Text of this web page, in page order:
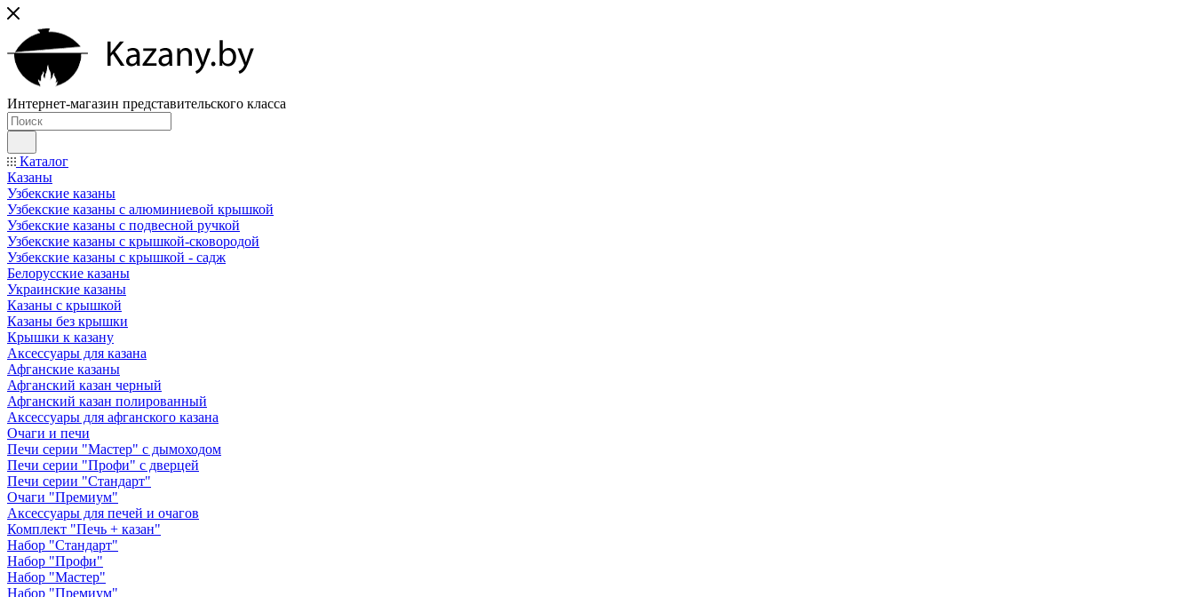
Интернет-магазин представительского класса
Каталог
Казаны
Узбекские казаны
Узбекские казаны с алюминиевой крышкой
Узбекские казаны с подвесной ручкой
Узбекские казаны с крышкой-сковородой
Узбекские казаны с крышкой - садж
Белорусские казаны
Украинские казаны
Казаны с крышкой
Казаны без крышки
Крышки к казану
Аксессуары для казана
Афганские казаны
Афганский казан черный
Афганский казан полированный
Аксессуары для афганского казана
Очаги и печи
Печи серии "Мастер" с дымоходом
Печи серии "Профи" с дверцей
Печи серии "Стандарт"
Очаги "Премиум"
Аксессуары для печей и очагов
Комплект "Печь + казан"
Набор "Стандарт"
Набор "Профи"
Набор "Мастер"
Набор "Премиум"